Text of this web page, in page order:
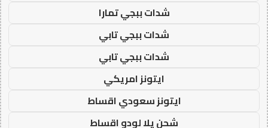
شدات ببجي تمارا
شدات ببجي تابي
شدات ببجي تابي
ايتونز امريكي
ايتونز سعودي اقساط
شحن يلا لودو اقساط